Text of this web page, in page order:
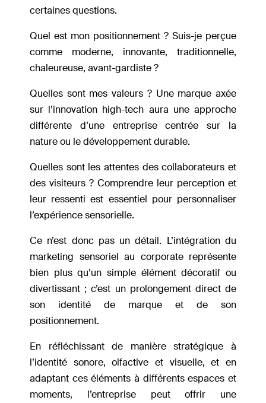
certaines questions.
Quel est mon positionnement ? Suis-je perçue
comme moderne, innovante, traditionnelle,
chaleureuse, avant-gardiste ?
Quelles sont mes valeurs ? Une marque axée
sur l’innovation high-tech aura une approche
différente d’une entreprise centrée sur la
nature ou le développement durable.
Quelles sont les attentes des collaborateurs et
des visiteurs ? Comprendre leur perception et
leur ressenti est essentiel pour personnaliser
l’expérience sensorielle.
Ce n’est donc pas un détail. L’intégration du
marketing sensoriel au corporate représente
bien plus qu’un simple élément décoratif ou
divertissant ; c’est un prolongement direct de
son identité de marque et de son
positionnement.
En réfléchissant de manière stratégique à
l’identité sonore, olfactive et visuelle, et en
adaptant ces éléments à différents espaces et
moments, l’entreprise peut offrir une